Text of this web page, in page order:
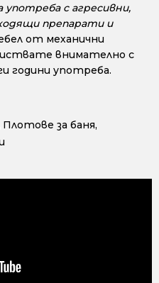
употреба с агресивни,
препарати и
от механични
внимателно с
години употреба.
Плотове за баня,